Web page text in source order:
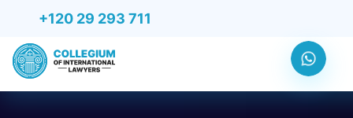
+120 29 293 711